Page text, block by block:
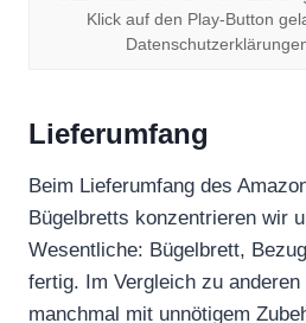
Klick auf den Play-Button
Lieferumfang
Beim Lieferumfang des
Bügelbretts konzentrieren wir
Wesentliche: Bügelbrett,
fertig. Im Vergleich zu
manchmal mit unnötigem